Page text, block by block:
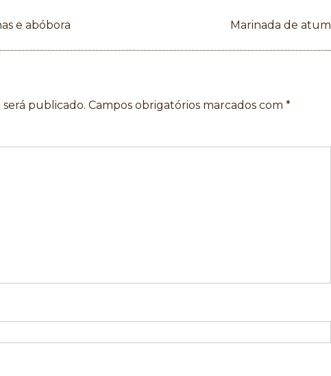
e abóbora
Marinada de atum
publicado. Campos obrigatórios marcados com *